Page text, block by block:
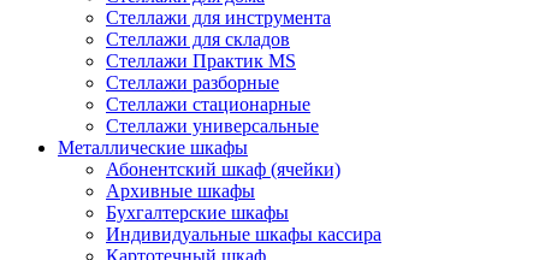
Стеллажи для инструмента
Стеллажи для складов
Стеллажи Практик MS
Стеллажи разборные
Стеллажи стационарные
Стеллажи универсальные
Металлические шкафы
Абонентский шкаф (ячейки)
Архивные шкафы
Бухгалтерские шкафы
Индивидуальные шкафы кассира
Картотечный шкаф